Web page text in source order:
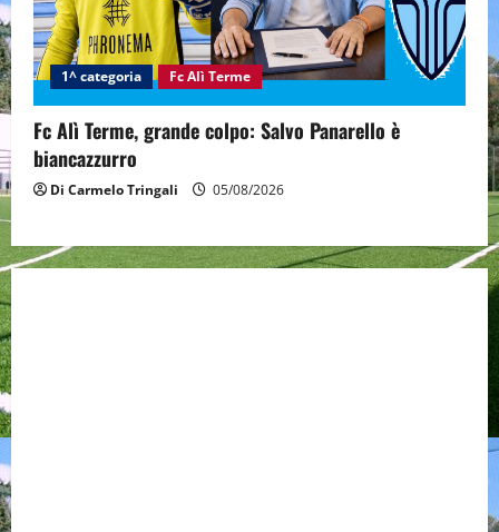
1^ categoria Fc Alì Terme
Fc Alì Terme, grande colpo: Salvo Panarello è
biancazzurro
Di Carmelo Tringali 05/08/2026